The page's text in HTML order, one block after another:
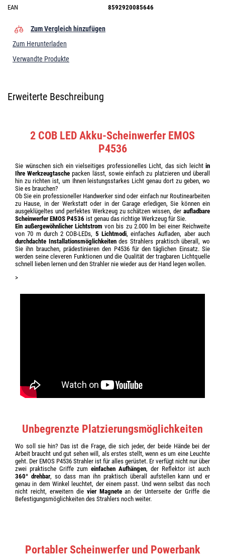
EAN
8592920085646
Zum Vergleich hinzufügen
Zum Herunterladen
Verwandte Produkte
Erweiterte Beschreibung
2 COB LED Akku-Scheinwerfer EMOS
P4536
Sie wünschen sich ein vielseitiges professionelles Licht, das sich leicht in
Ihre Werkzeugtasche packen lässt, sowie einfach zu platzieren und überall
hin zu richten ist, um Ihnen leistungsstarkes Licht genau dort zu geben, wo
Sie es brauchen?
Ob Sie ein professioneller Handwerker sind oder einfach nur Routinearbeiten
zu Hause, in der Werkstatt oder in der Garage erledigen, Sie können ein
ausgeklügeltes und perfektes Werkzeug zu schätzen wissen, der aufladbare
Scheinwerfer EMOS P4536 ist genau das richtige Werkzeug für Sie.
Ein außergewöhnlicher Lichtstrom von bis zu 2.000 lm bei einer Reichweite
von 70 m durch 2 COB-LEDs, 5 Lichtmodi, einfaches Aufladen, aber auch
durchdachte Installationsmöglichkeitendes Strahlers praktisch überall, wo
Sie ihn brauchen, prädestinieren den P4536 für den täglichen Einsatz. Sie
werden seine cleveren Funktionen und die Qualität der tragbaren Lichtquelle
schnell lieben lernen und den Strahler nie wieder aus der Hand legen wollen.
>
Unbegrenzte Platzierungsmöglichkeiten
Wo soll sie hin? Das ist die Frage, die sich jeder, der beide Hände bei der
Arbeit braucht und gut sehen will, als erstes stellt, wenn es um eine Leuchte
geht. Der EMOS P4536 Strahler ist für alles gerüstet. Er verfügt nicht nur über
zwei praktische Griffe zum einfachen Aufhängen, der Reflektor ist auch
360° drehbar, so dass man ihn praktisch überall aufstellen kann und er
genau in dem Winkel leuchtet, der einem passt. Und wenn selbst das noch
nicht reicht, erweitern die vier Magnetean der Unterseite der Griffe die
Befestigungsmöglichkeiten des Strahlers noch weiter.
Portabler Scheinwerfer und Powerbank